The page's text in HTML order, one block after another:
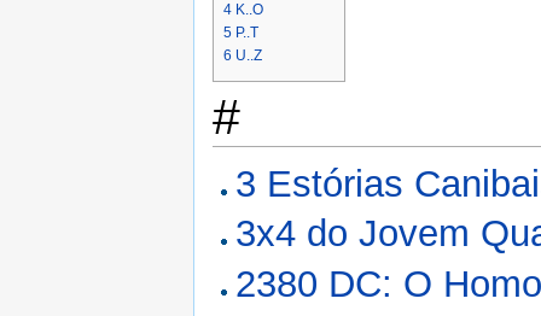
4 K..O
5 P..T
6 U..Z
#
3 Estórias
3x4 do Jovem
2380 DC: O